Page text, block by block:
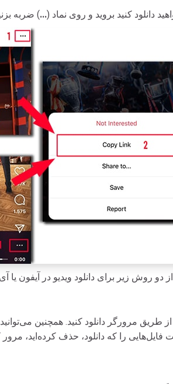
دانلود کنید بروید و روی نماد (...
طریق مرورگر دانلود کنید. همچنین می‌توانید